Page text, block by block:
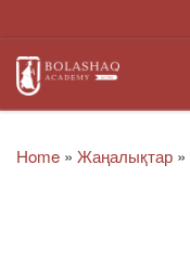
Home » Жаңалықтар »